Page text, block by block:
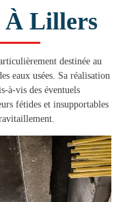
À Lillers
destinée au
eaux usées. Sa réalisation
à-vis des éventuels
fétides et insupportables